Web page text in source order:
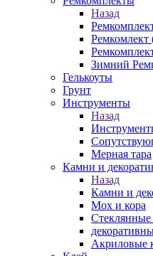
Назад
Ремкомлект
Зимний
Гелькоуты
Грунт
Инструменты
Назад
Мерная тара
Камни и
Назад
Камни и
Мох и кора
Стеклянные
Акриловые